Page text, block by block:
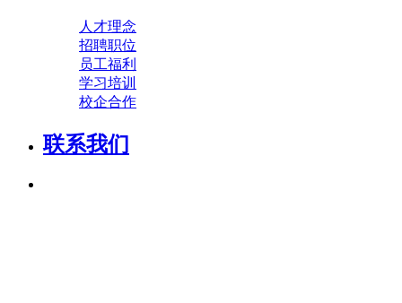
人才理念
招聘职位
员工福利
学习培训
校企合作
联系我们